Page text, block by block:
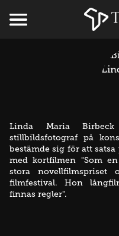
Linda Maria
stillbildsfotograf på
bestämde sig för att
med kortfilmen "Som
stora novellfilmspriset
filmfestival. Hon
finnas regler".